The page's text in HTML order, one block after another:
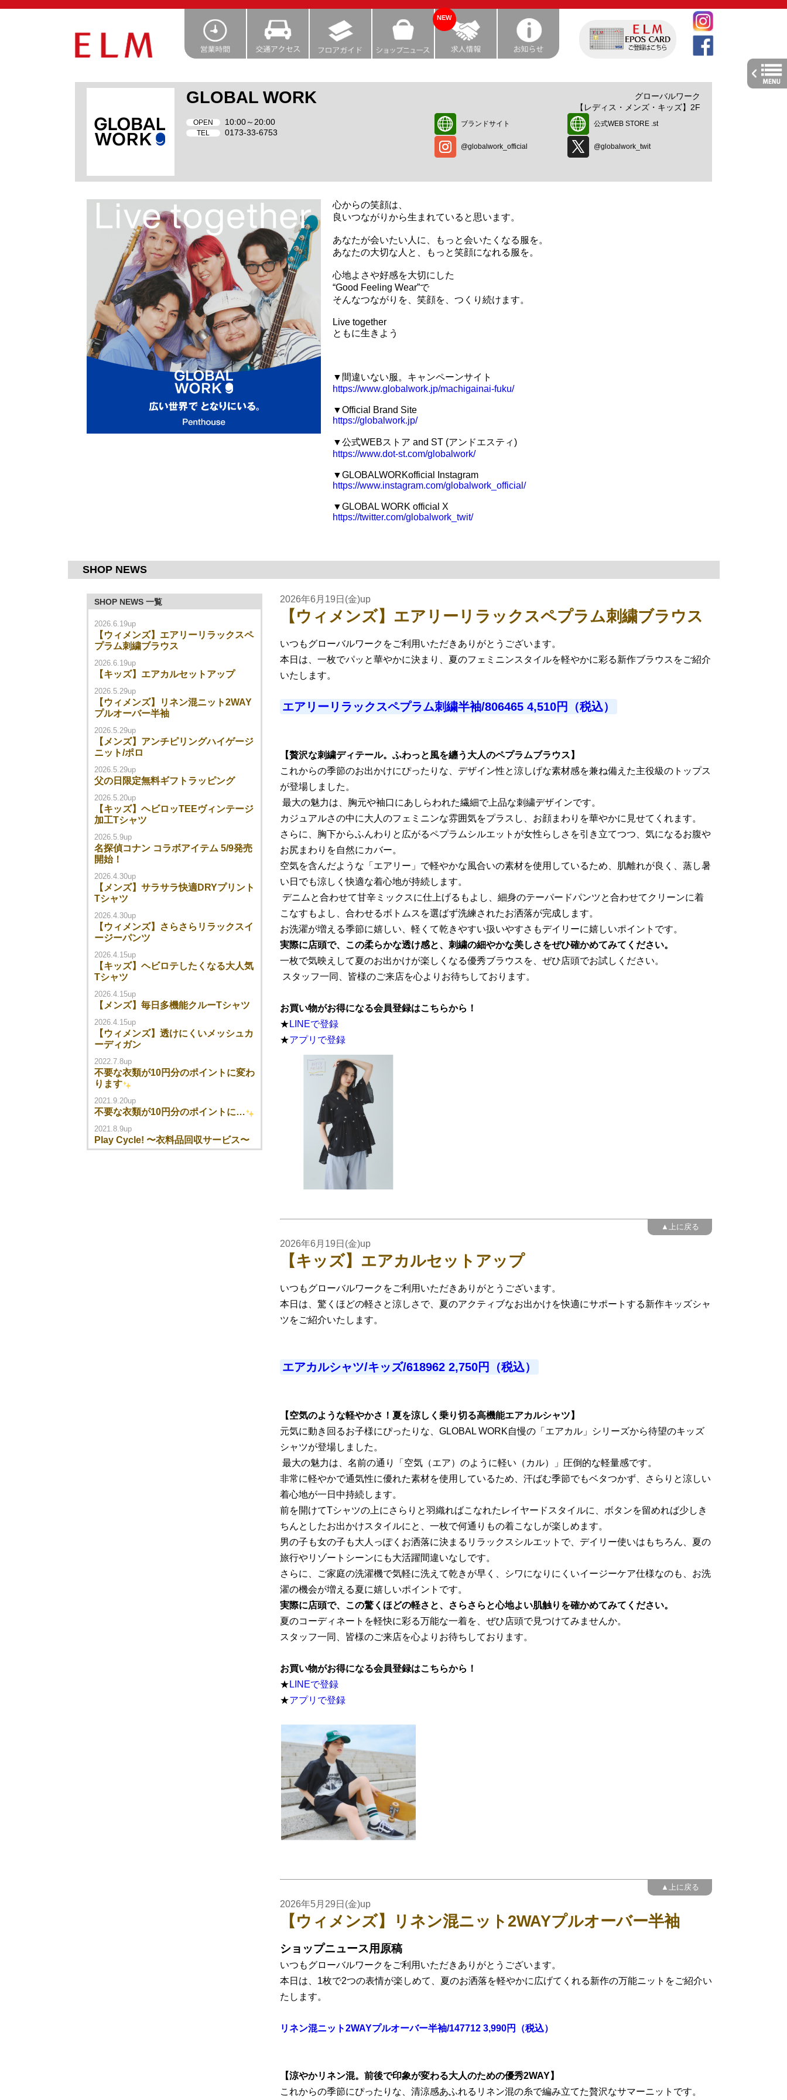
toggle
NEW
GLOBAL WORK
グローバルワーク
【レディス・メンズ・キッズ】2F
OPEN 10:00～20:00
TEL 0173-33-6753
ブランドサイト 公式WEB STORE .st
@globalwork_official @globalwork_twit
心からの笑顔は、
良いつながりから生まれていると思います。
あなたが会いたい人に、もっと会いたくなる服を。
あなたの大切な人と、もっと笑顔になれる服を。
心地よさや好感を大切にした
“Good Feeling Wear”で
そんなつながりを、笑顔を、つくり続けます。
Live together
ともに生きよう
▼間違いない服。キャンペーンサイト
https://www.globalwork.jp/machigainai-fuku/
▼Official Brand Site
https://globalwork.jp/
▼公式WEBストア and ST (アンドエスティ)
https://www.dot-st.com/globalwork/
▼GLOBALWORKofficial Instagram
https://www.instagram.com/globalwork_official/
▼GLOBAL WORK official X
https://twitter.com/globalwork_twit/
SHOP NEWS
SHOP NEWS 一覧
2026.6.19up
【ウィメンズ】エアリーリラックスペ
プラム刺繍ブラウス
2026.6.19up
【キッズ】エアカルセットアップ
2026.5.29up
【ウィメンズ】リネン混ニット2WAY
プルオーバー半袖
2026.5.29up
【メンズ】アンチピリングハイゲージ
ニット/ポロ
2026.5.29up
父の日限定無料ギフトラッピング
2026.5.20up
【キッズ】ヘビロッTEEヴィンテージ
加工Tシャツ
2026.5.9up
名探偵コナン コラボアイテム 5/9発売
開始！
2026.4.30up
【メンズ】サラサラ快適DRYプリント
Tシャツ
2026.4.30up
【ウィメンズ】さらさらリラックスイ
ージーパンツ
2026.4.15up
【キッズ】ヘビロテしたくなる大人気
Tシャツ
2026.4.15up
【メンズ】毎日多機能クルーTシャツ
2026.4.15up
【ウィメンズ】透けにくいメッシュカ
ーディガン
2022.7.8up
不要な衣類が10円分のポイントに変わ
ります
2021.9.20up
不要な衣類が10円分のポイントに…
2021.8.9up
Play Cycle! 〜衣料品回収サービス〜
2026年6月19日(金)up
【ウィメンズ】エアリーリラックスペプラム刺繍ブラウス
いつもグローバルワークをご利用いただきありがとうございます。
本日は、一枚でパッと華やかに決まり、夏のフェミニンスタイルを軽やかに彩る新作ブラウスをご紹介
いたします。
エアリーリラックスペプラム刺繍半袖/806465 4,510円（税込）
【贅沢な刺繍ディテール。ふわっと風を纏う大人のペプラムブラウス】
これからの季節のお出かけにぴったりな、デザイン性と涼しげな素材感を兼ね備えた主役級のトップス
が登場しました。
最大の魅力は、胸元や袖口にあしらわれた繊細で上品な刺繍デザインです。
カジュアルさの中に大人のフェミニンな雰囲気をプラスし、お顔まわりを華やかに見せてくれます。
さらに、胸下からふんわりと広がるペプラムシルエットが女性らしさを引き立てつつ、気になるお腹や
お尻まわりを自然にカバー。
空気を含んだような「エアリー」で軽やかな風合いの素材を使用しているため、肌離れが良く、蒸し暑
い日でも涼しく快適な着心地が持続します。
デニムと合わせて甘辛ミックスに仕上げるもよし、細身のテーパードパンツと合わせてクリーンに着
こなすもよし、合わせるボトムスを選ばず洗練されたお洒落が完成します。
お洗濯が増える季節に嬉しい、軽くて乾きやすい扱いやすさもデイリーに嬉しいポイントです。
実際に店頭で、この柔らかな透け感と、刺繍の細やかな美しさをぜひ確かめてみてください。
一枚で気映えして夏のお出かけが楽しくなる優秀ブラウスを、ぜひ店頭でお試しください。
スタッフ一同、皆様のご来店を心よりお待ちしております。
お買い物がお得になる会員登録はこちらから！
★ LINEで登録
★アプリで登録
▲上に戻る
2026年6月19日(金)up
【キッズ】エアカルセットアップ
いつもグローバルワークをご利用いただきありがとうございます。
本日は、驚くほどの軽さと涼しさで、夏のアクティブなお出かけを快適にサポートする新作キッズシャ
ツをご紹介いたします。
エアカルシャツ/キッズ/618962 2,750円（税込）
【空気のような軽やかさ！夏を涼しく乗り切る高機能エアカルシャツ】
元気に動き回るお子様にぴったりな、GLOBAL WORK自慢の「エアカル」シリーズから待望のキッズ
シャツが登場しました。
最大の魅力は、名前の通り「空気（エア）のように軽い（カル）」圧倒的な軽量感です。
非常に軽やかで通気性に優れた素材を使用しているため、汗ばむ季節でもベタつかず、さらりと涼しい
着心地が一日中持続します。
前を開けてTシャツの上にさらりと羽織ればこなれたレイヤードスタイルに、ボタンを留めれば少しき
ちんとしたお出かけスタイルにと、一枚で何通りもの着こなしが楽しめます。
男の子も女の子も大人っぽくお洒落に決まるリラックスシルエットで、デイリー使いはもちろん、夏の
旅行やリゾートシーンにも大活躍間違いなしです。
さらに、ご家庭の洗濯機で気軽に洗えて乾きが早く、シワになりにくいイージーケア仕様なのも、お洗
濯の機会が増える夏に嬉しいポイントです。
実際に店頭で、この驚くほどの軽さと、さらさらと心地よい肌触りを確かめてみてください。
夏のコーディネートを軽快に彩る万能な一着を、ぜひ店頭で見つけてみませんか。
スタッフ一同、皆様のご来店を心よりお待ちしております。
お買い物がお得になる会員登録はこちらから！
★ LINEで登録
★アプリで登録
▲上に戻る
2026年5月29日(金)up
【ウィメンズ】リネン混ニット2WAYプルオーバー半袖
ショップニュース用原稿
いつもグローバルワークをご利用いただきありがとうございます。
本日は、1枚で2つの表情が楽しめて、夏のお洒落を軽やかに広げてくれる新作の万能ニットをご紹介い
たします。
リネン混ニット2WAYプルオーバー半袖/147712 3,990円（税込）
【涼やかリネン混。前後で印象が変わる大人のための優秀2WAY】
これからの季節にぴったりな、清涼感あふれるリネン混の糸で編み立てた贅沢なサマーニットです。